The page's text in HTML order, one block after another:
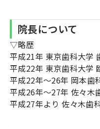
院長について
▽略歴
平成21年 東京歯科大学
平成22年 東京歯科大学
平成22年～26年 岡本歯
平成26年～27年 佐々木
平成27年より 佐々木歯